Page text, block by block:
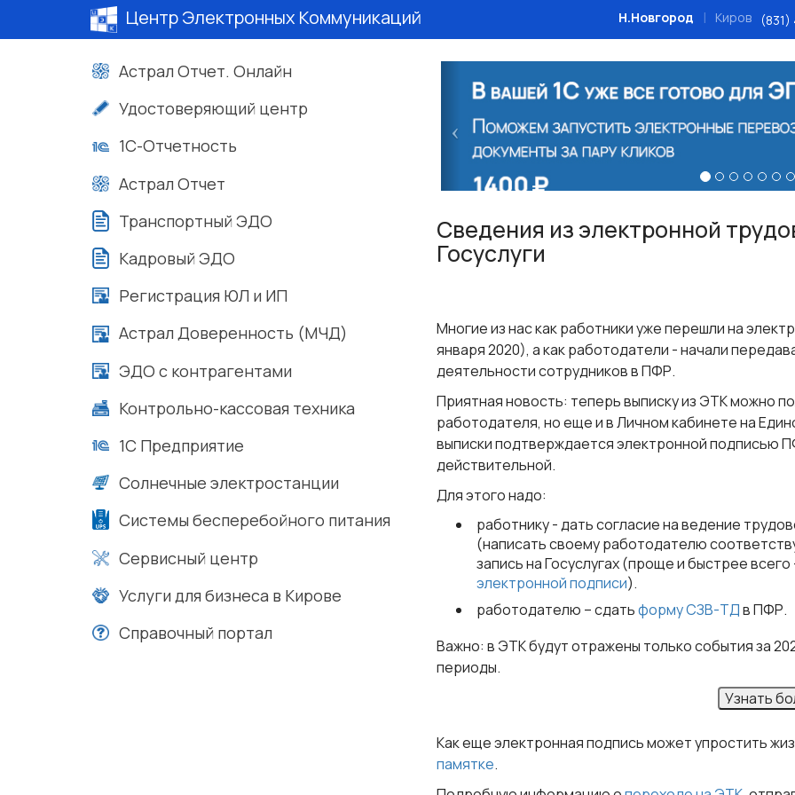
Центр Электронных Коммуникаций Н.Новгород | Киров
Астрал Отчет. Онлайн
Удостоверяющий центр
1С-Отчетность
Астрал Отчет
Транспортный ЭДО
Кадровый ЭДО
Регистрация ЮЛ и ИП
Астрал Доверенность (МЧД)
ЭДО с контрагентами
Контрольно-кассовая техника
1С Предприятие
Солнечные электростанции
Системы бесперебойного питания
Сервисный центр
Услуги для бизнеса в Кирове
Справочный портал
Назад
Сведения из электронной
Госуслуги
Многие из нас как работники уже перешли на
января 2020), а как работодатели - начали
деятельности сотрудников в ПФР.
Приятная новость: теперь выписку из ЭТК можно
работодателя, но еще и в Личном кабинете на
выписки подтверждается электронной подписью
действительной.
Для этого надо:
работнику - дать согласие на ведение
(написать своему работодателю
запись на Госуслугах (проще и быстрее
электронной подписи).
работодателю – сдатьформу СЗВ-ТДв ПФР.
Важно: в ЭТК будут отражены только события за
периоды.
Узнать
Как еще электронная подпись может упростить
памятке.